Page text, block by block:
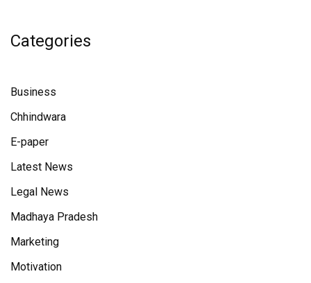
Categories
Business
Chhindwara
E-paper
Latest News
Legal News
Madhaya Pradesh
Marketing
Motivation